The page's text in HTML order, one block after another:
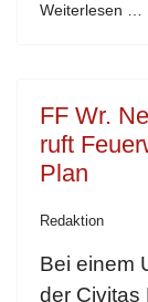
Weiterlesen …
FF Wr.
ruft
Plan
Redaktion
Bei einem
der Civitas